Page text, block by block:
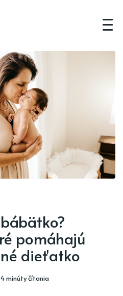
pomáhajú
dieťatko
4 minúty čítania